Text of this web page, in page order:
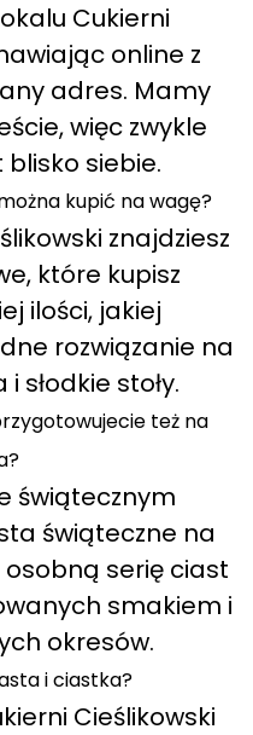
Cukierni
online z
adres. Mamy
więc zwykle
blisko siebie.
kupić na wagę?
znajdziesz
które kupisz
ilości, jakiej
rozwiązanie na
słodkie stoły.
też na
świątecznym
świąteczne na
osobną serię ciast
smakiem i
okresów.
i ciastka?
Cieślikowski